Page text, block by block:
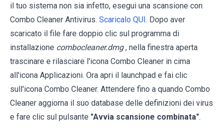
il tuo sistema non sia infetto, esegui una scansione con
Combo Cleaner Antivirus. Scaricalo QUI. Dopo aver
scaricato il file fare doppio clic sul programma di
installazione combocleaner.dmg , nella finestra aperta
trascinare e rilasciare l'icona Combo Cleaner in cima
all'icona Applicazioni. Ora apri il launchpad e fai clic
sull'icona Combo Cleaner. Attendere fino a quando Combo
Cleaner aggiorna il suo database delle definizioni dei virus
e fare clic sul pulsante "Avvia scansione combinata".